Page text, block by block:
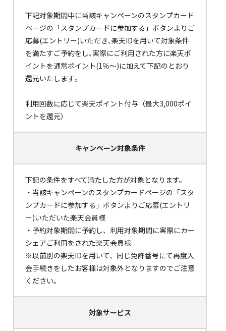
下記対象期間中に当該キャンペーンのスタンプカード
ページの「スタンプカードに参加する」ボタンよりご
応募(エントリー)いただき､楽天IDを用いて対象条件
を満たすご予約をし､実際にご利用された方に楽天ポ
イントを通常ポイント(1％～)に加えて下記のとおり
還元いたします｡
利用回数に応じて楽天ポイント付与（最大3,000ポイ
ントを還元）
キャンペーン対象条件
下記の条件をすべて満たした方が対象となります。
・当該キャンペーンのスタンプカードページの「スタ
ンプカードに参加する」ボタンよりご応募(エントリ
ー)いただいた楽天会員様
・予約対象期間に予約し、利用対象期間に実際にカー
シェアご利用をされた楽天会員様
※以前別の楽天IDを用いて、同じ免許番号にて再度入
会手続きをしたお客様は対象外となりますのでご注意
ください。
対象サービス